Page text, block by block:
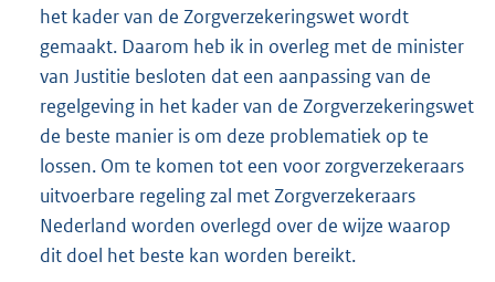
het kader van de Zorgverzekeringswet wordt
gemaakt. Daarom heb ik in overleg met de minister
van Justitie besloten dat een aanpassing van de
regelgeving in het kader van de Zorgverzekeringswet
de beste manier is om deze problematiek op te
lossen. Om te komen tot een voor zorgverzekeraars
uitvoerbare regeling zal met Zorgverzekeraars
Nederland worden overlegd over de wijze waarop
dit doel het beste kan worden bereikt.